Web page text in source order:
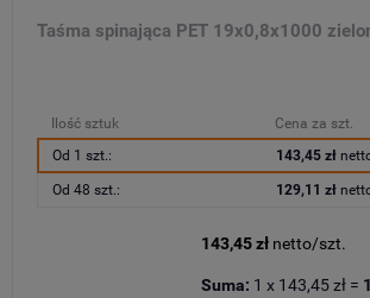
Taśma spinająca PET 19x0,8x1000
Ilość sztuk
Cena za szt.
Od 1 szt.:
143,45 zł
Od 48 szt.: 129,11 zł
143,45 zł netto/szt.
Suma: 1 x 143,45 zł =